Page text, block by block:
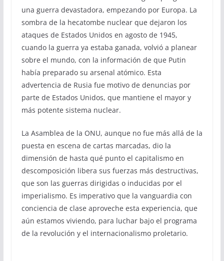
una guerra devastadora, empezando por Europa. La
sombra de la hecatombe nuclear que dejaron los
ataques de Estados Unidos en agosto de 1945,
cuando la guerra ya estaba ganada, volvió a planear
sobre el mundo, con la información de que Putin
había preparado su arsenal atómico. Esta
advertencia de Rusia fue motivo de denuncias por
parte de Estados Unidos, que mantiene el mayor y
más potente sistema nuclear.
La Asamblea de la ONU, aunque no fue más allá de la
puesta en escena de cartas marcadas, dio la
dimensión de hasta qué punto el capitalismo en
descomposición libera sus fuerzas más destructivas,
que son las guerras dirigidas o inducidas por el
imperialismo. Es imperativo que la vanguardia con
conciencia de clase aproveche esta experiencia, que
aún estamos viviendo, para luchar bajo el programa
de la revolución y el internacionalismo proletario.